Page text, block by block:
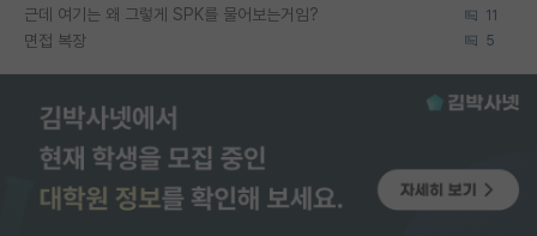
근데 여기는 왜 그렇게 SPK를 물어보는거임? 11
면접 복장 5